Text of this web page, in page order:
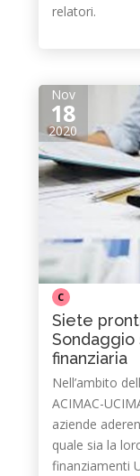
relatori.
Nov
18
2020
C
Siete
Sondaggio
finanziaria
Nell’ambito
ACIMAC-
aziende
quale sia la
finanziamenti